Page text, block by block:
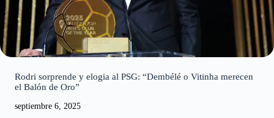
Rodri sorprende y elogia al PSG: “Dembélé o Vitinha merecen
el Balón de Oro”
septiembre 6, 2025